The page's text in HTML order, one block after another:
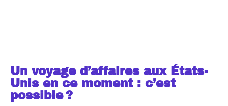
Un voyage d’affaires aux États-
Unis en ce moment : c’est
possible ?